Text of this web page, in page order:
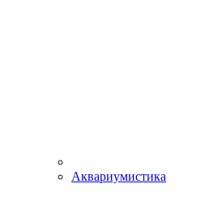
Аквариумистика